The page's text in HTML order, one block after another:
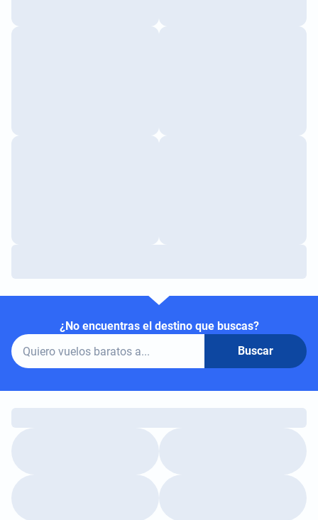
¿No encuentras el destino que buscas?